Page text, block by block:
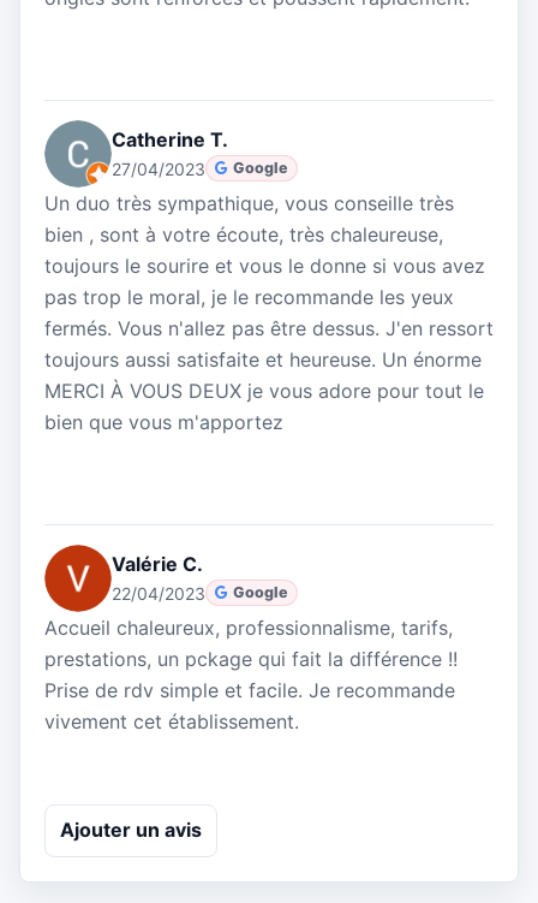
Catherine T.
27/04/2023 Google
Un duo très sympathique, vous conseille très
bien , sont à votre écoute, très chaleureuse,
toujours le sourire et vous le donne si vous avez
pas trop le moral, je le recommande les yeux
fermés. Vous n'allez pas être dessus. J'en ressort
toujours aussi satisfaite et heureuse. Un énorme
MERCI À VOUS DEUX je vous adore pour tout le
bien que vous m'apportez
Valérie C.
22/04/2023 Google
Accueil chaleureux, professionnalisme, tarifs,
prestations, un pckage qui fait la différence !!
Prise de rdv simple et facile. Je recommande
vivement cet établissement.
Ajouter un avis